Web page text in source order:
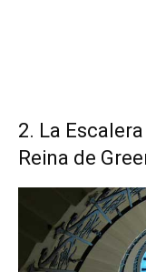
2. La
Reina de